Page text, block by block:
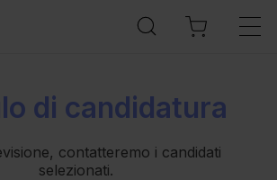
di candidatura
contatteremo i candidati
selezionati.